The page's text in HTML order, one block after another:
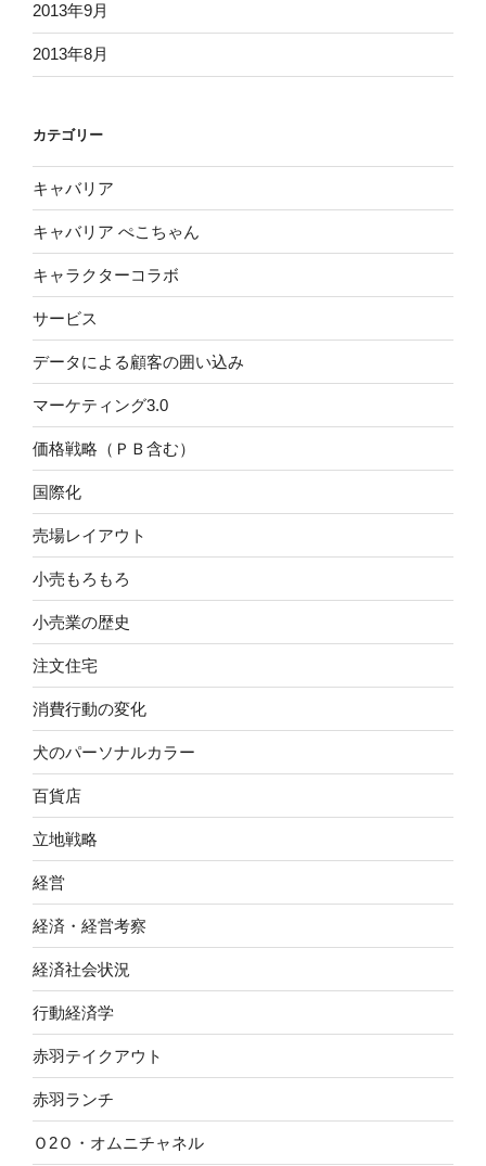
2013年9月
2013年8月
カテゴリー
キャバリア
キャバリア ぺこちゃん
キャラクターコラボ
サービス
データによる顧客の囲い込み
マーケティング3.0
価格戦略（ＰＢ含む）
国際化
売場レイアウト
小売もろもろ
小売業の歴史
注文住宅
消費行動の変化
犬のパーソナルカラー
百貨店
立地戦略
経営
経済・経営考察
経済社会状況
行動経済学
赤羽テイクアウト
赤羽ランチ
Ｏ2Ｏ・オムニチャネル